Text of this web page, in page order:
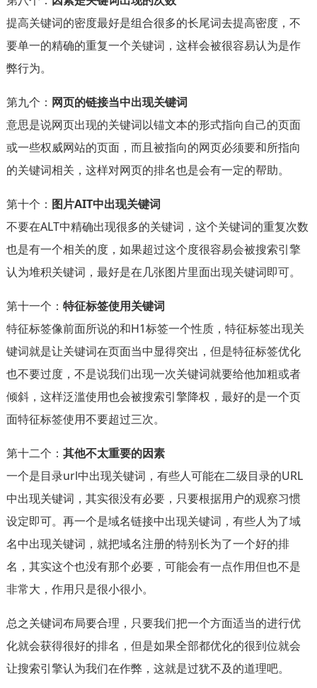
提高关键词的密度最好是组合很多的长尾词去提高密度，不
要单一的精确的重复一个关键词，这样会被很容易认为是作
弊行为。
第九个： 网页的链接当中出现关键词
意思是说网页出现的关键词以锚文本的形式指向自己的页面
或一些权威网站的页面，而且被指向的网页必须要和所指向
的关键词相关，这样对网页的排名也是会有一定的帮助。
第十个： 图片AIT中出现关键词
不要在ALT中精确出现很多的关键词，这个关键词的重复次数
也是有一个相关的度，如果超过这个度很容易会被搜索引擎
认为堆积关键词，最好是在几张图片里面出现关键词即可。
第十一个： 特征标签使用关键词
特征标签像前面所说的和H1标签一个性质，特征标签出现关
键词就是让关键词在页面当中显得突出，但是特征标签优化
也不要过度，不是说我们出现一次关键词就要给他加粗或者
倾斜，这样泛滥使用也会被搜索引擎降权，最好的是一个页
面特征标签使用不要超过三次。
第十二个： 其他不太重要的因素
一个是目录url中出现关键词，有些人可能在二级目录的URL
中出现关键词，其实很没有必要，只要根据用户的观察习惯
设定即可。再一个是域名链接中出现关键词，有些人为了域
名中出现关键词，就把域名注册的特别长为了一个好的排
名，其实这个也没有那个必要，可能会有一点作用但也不是
非常大，作用只是很小很小。
总之关键词布局要合理，只要我们把一个方面适当的进行优
化就会获得很好的排名，但是如果全部都优化的很到位就会
让搜索引擎认为我们在作弊，这就是过犹不及的道理吧。